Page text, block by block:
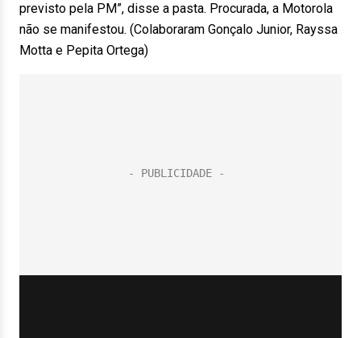
previsto pela PM”, disse a pasta. Procurada, a Motorola
não se manifestou. (Colaboraram Gonçalo Junior, Rayssa
Motta e Pepita Ortega)